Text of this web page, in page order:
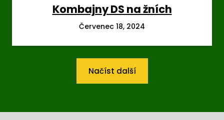
Kombajny DS na žních
Červenec 18, 2024
Načíst další